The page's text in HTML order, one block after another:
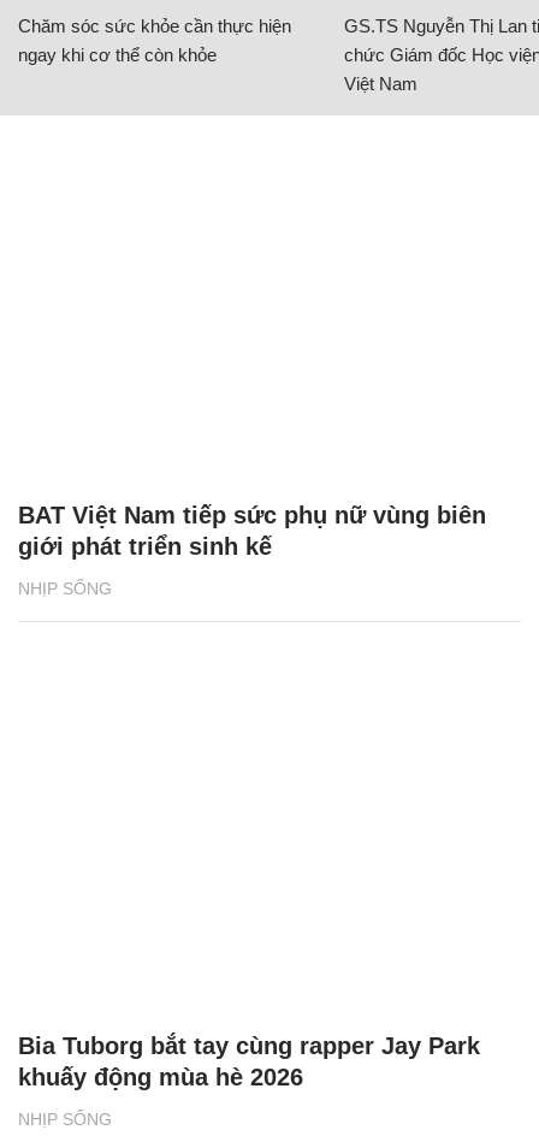
Chăm sóc sức khỏe cần thực hiện
ngay khi cơ thể còn khỏe
GS.TS Nguyễn Thị Lan
chức Giám đốc Học
Việt Nam
NHỊP SỐNG
BAT Việt Nam tiếp sức phụ nữ vùng biên
giới phát triển sinh kế
NHỊP SỐNG
Bia Tuborg bắt tay cùng rapper Jay Park
khuấy động mùa hè 2026